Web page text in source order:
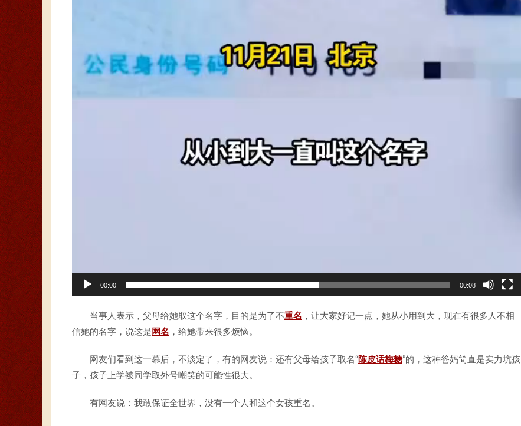
00:00 00:08
当事人表示，父母给她取这个名字，目的是为了不重名 ，让大家好记一点，她从小用到大，现在有很多人不相
信她的名字，说这是 网名 ，给她带来很多烦恼。
网友们看到这一幕后，不淡定了，有的网友说：还有父母给孩子取名“陈皮话梅糖”的，这种爸妈简直是实力坑孩
子，孩子上学被同学取外号嘲笑的可能性很大。
有网友说：我敢保证全世界，没有一个人和这个女孩重名。